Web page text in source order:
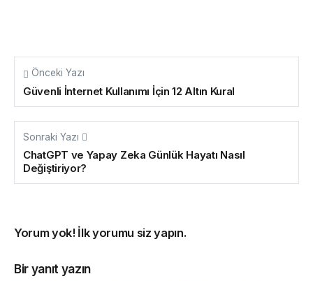
Önceki Yazı
Güvenli İnternet Kullanımı İçin 12 Altın Kural
Sonraki Yazı
ChatGPT ve Yapay Zeka Günlük Hayatı Nasıl
Değiştiriyor?
Yorum yok! İlk yorumu siz yapın.
Bir yanıt yazın